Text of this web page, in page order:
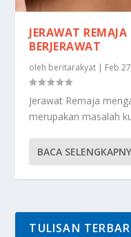
JERAWAT
BERJERAWAT
oleh beritarakyat | Feb
Jerawat Remaja
merupakan masalah
BACA
TULISAN